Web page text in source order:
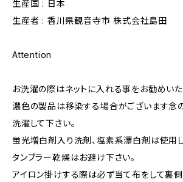
生産国 : 日本
生産者 : 香川県観音寺市 株式会社島田
Attention
お洗濯の際はネットに入れる事をお勧めいた
濃色の製品は移染する場合がございます念
洗濯して下さい。
蛍光増白剤入り洗剤、塩素系漂白剤は使用
タンブラー乾燥はお避け下さい。
アイロン掛けする際は必ず当て布をして裏